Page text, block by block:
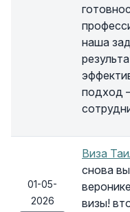
наша
подход
01-05-
2026
Виза
снова
визы!